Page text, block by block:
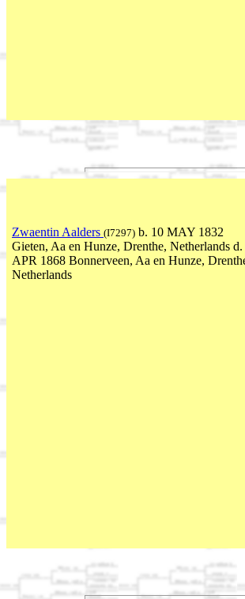
Zwaentin Aalders (I7297) b. 10 MAY 1832
Gieten, Aa en Hunze, Drenthe, Netherlands d.
APR 1868 Bonnerveen, Aa en Hunze,
Netherlands